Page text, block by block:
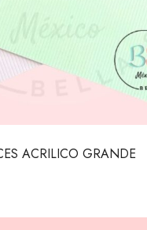
ACRILICO GRANDE